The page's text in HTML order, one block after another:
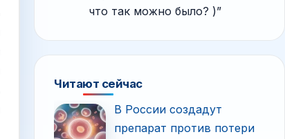
что так можно было? )”
Читают сейчас
В России создадут
препарат против потери